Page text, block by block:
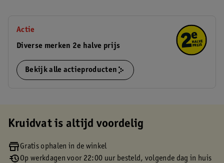
Actie
Diverse merken 2e halve prijs
Bekijk alle actieproducten
Kruidvat is altijd voordelig
Gratis ophalen in de winkel
Op werkdagen voor 22:00 uur besteld, volgende dag in huis